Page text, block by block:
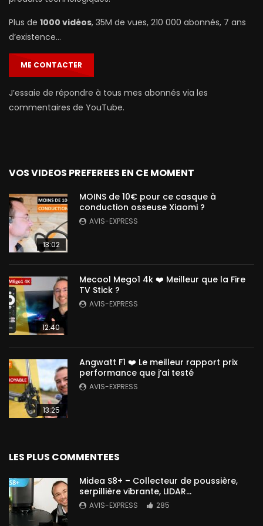
Plus de 1000 vidéos, 35M de vues, 210 000 abonnés, 7 ans
d’existence…
ME CONTACTER
J’essaie de répondre à tous mes abonnés via les
commentaires de YouTube.
VOS VIDEOS PREFEREES EN CE MOMENT
13:02
MOINS de 10€ pour ce casque à
conduction osseuse Xiaomi ?
AVIS-EXPRESS
12:40
Mecool Mego1 4k ❤️ Meilleur que la Fire
TV Stick ?
AVIS-EXPRESS
13:25
Angwatt F1 ❤️ Le meilleur rapport prix
performance que j’ai testé
AVIS-EXPRESS
LES PLUS COMMENTEES
Midea S8+ – Collecteur de poussière,
serpillière vibrante, LIDAR…
AVIS-EXPRESS 285